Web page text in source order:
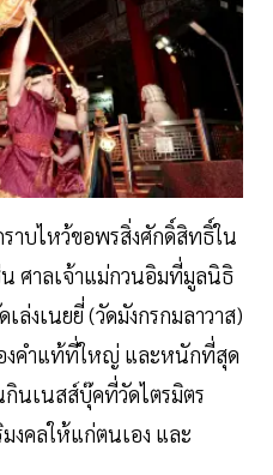
าบไหว้ขอพรสิ่งศักดิ์สิทธิ์ใน
ศาลเจ้าแม่กวนอิมที่มูลนิธิ
งเนยยี่ (วัดมังกรกมลาวาส)
งคำแท้ที่ใหญ่ และหนักที่สุด
นเนสส์บุ๊คที่วัดไตรมิตร
งคลให้แก่ตนเอง และ